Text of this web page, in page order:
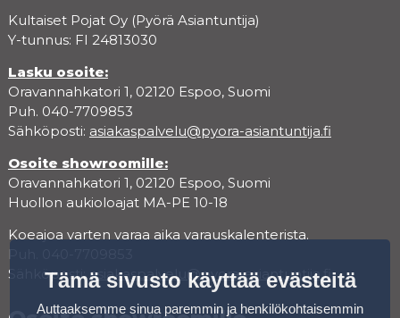
Kultaiset Pojat Oy (Pyörä Asiantuntija)
Y-tunnus: FI 24813030
Lasku osoite:
Oravannahkatori 1, 02120 Espoo, Suomi
Puh. 040-7709853
Sähköposti: asiakaspalvelu@pyora-asiantuntija.fi
Osoite showroomille:
Oravannahkatori 1, 02120 Espoo, Suomi
Huollon aukioloajat MA-PE 10-18
Koeajoa varten varaa aika varauskalenterista.
Sähköposti:asiakaspalvelu@pyora-asiantuntija.fi
Tämä sivusto käyttää evästeitä
Auttaaksemme sinua paremmin ja henkilökohtaisemmin